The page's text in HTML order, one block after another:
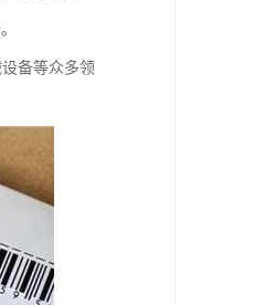
备等众多领